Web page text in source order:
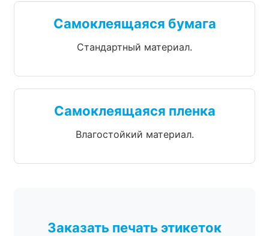
Самоклеящаяся бумага
Стандартный материал.
Самоклеящаяся пленка
Влагостойкий материал.
Заказать печать этикеток